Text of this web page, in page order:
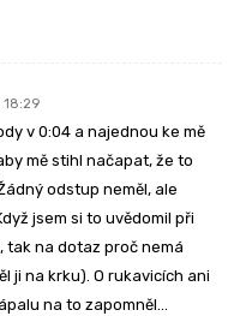
18:29
v 0:04 a najednou ke mě
mě stihl načapat, že to
odstup neměl, ale
jsem si to uvědomil při
tak na dotaz proč nemá
ji na krku). O rukavicích ani
na to zapomněl…